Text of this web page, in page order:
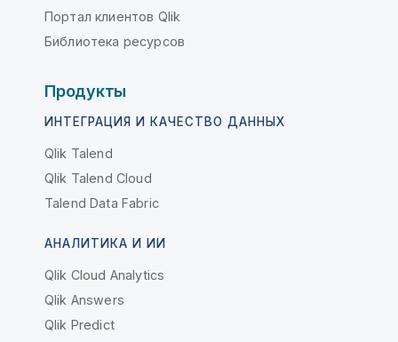
Портал клиентов Qlik
Библиотека ресурсов
Продукты
ИНТЕГРАЦИЯ И КАЧЕСТВО ДАННЫХ
Qlik Talend
Qlik Talend Cloud
Talend Data Fabric
АНАЛИТИКА И ИИ
Qlik Cloud Analytics
Qlik Answers
Qlik Predict